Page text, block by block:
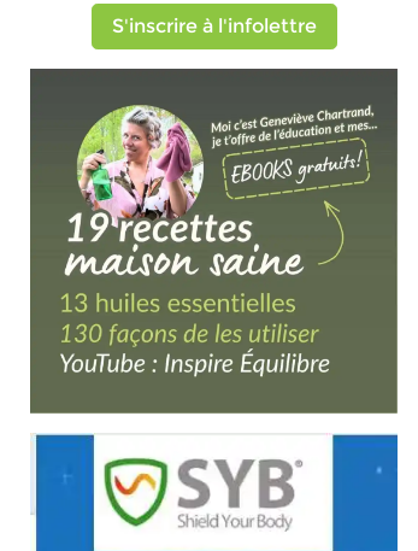
S'inscrire à l'infolettre